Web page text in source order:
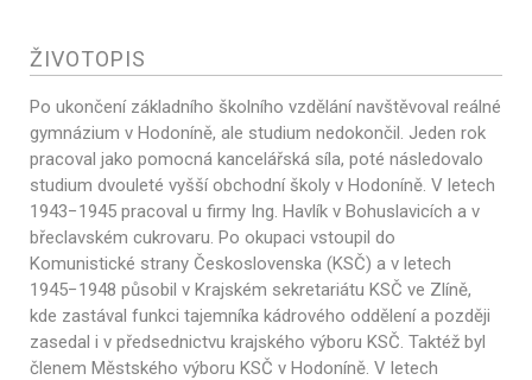
ŽIVOTOPIS
Po ukončení základního školního vzdělání navštěvoval reálné
gymnázium v Hodoníně, ale studium nedokončil. Jeden rok
pracoval jako pomocná kancelářská síla, poté následovalo
studium dvouleté vyšší obchodní školy v Hodoníně. V letech
1943−1945 pracoval u firmy Ing. Havlík v Bohuslavicích a v
břeclavském cukrovaru. Po okupaci vstoupil do
Komunistické strany Československa (KSČ) a v letech
1945−1948 působil v Krajském sekretariátu KSČ ve Zlíně,
kde zastával funkci tajemníka kádrového oddělení a později
zasedal i v předsednictvu krajského výboru KSČ. Taktéž byl
členem Městského výboru KSČ v Hodoníně. V letech